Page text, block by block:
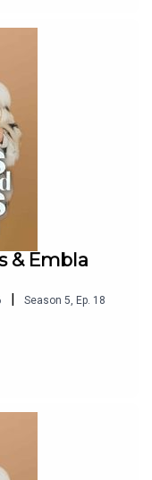
& Embla
| Season 5 Ep. 18